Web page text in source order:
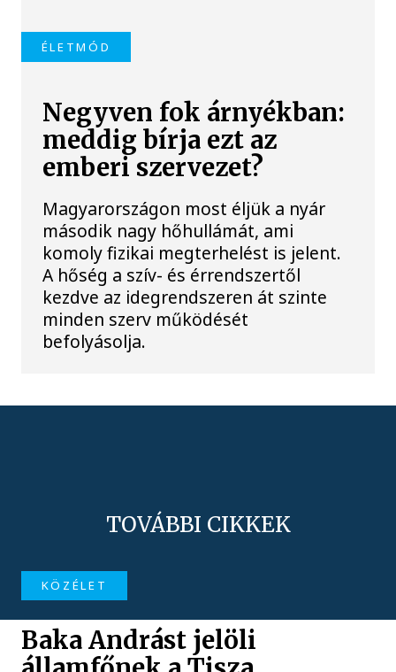
ÉLETMÓD
Negyven fok árnyékban:
meddig bírja ezt az
emberi szervezet?
Magyarországon most éljük a nyár
második nagy hőhullámát, ami
komoly fizikai megterhelést is jelent.
A hőség a szív- és érrendszertől
kezdve az idegrendszeren át szinte
minden szerv működését
befolyásolja.
TOVÁBBI CIKKEK
KÖZÉLET
Baka Andrást jelöli